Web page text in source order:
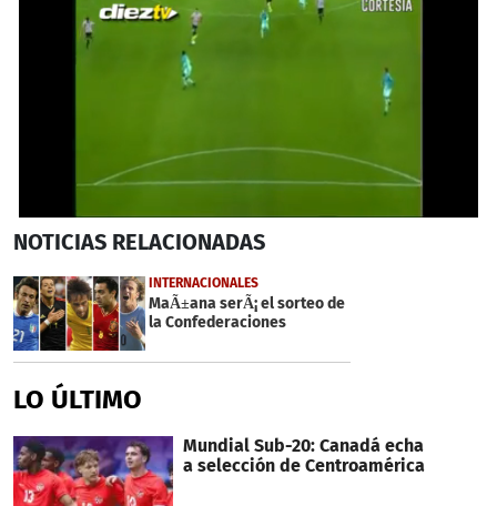
seconds
44
seconds
NOTICIAS RELACIONADAS
INTERNACIONALES
MaÃ±ana serÃ¡ el sorteo de
la Confederaciones
LO ÚLTIMO
Mundial Sub-20: Canadá echa
a selección de Centroamérica